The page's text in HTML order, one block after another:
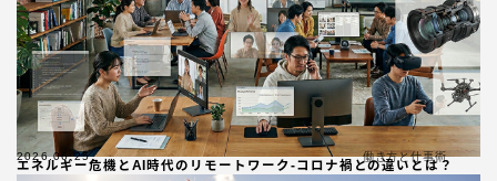
エネルギー危機とAI時代のリモートワーク-コロナ禍との違いとは？
2026.06.25 働き方と仕事術